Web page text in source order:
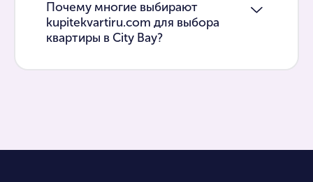
Почему многие выбирают
kupitekvartiru.com для выбора
квартиры в City Bay?